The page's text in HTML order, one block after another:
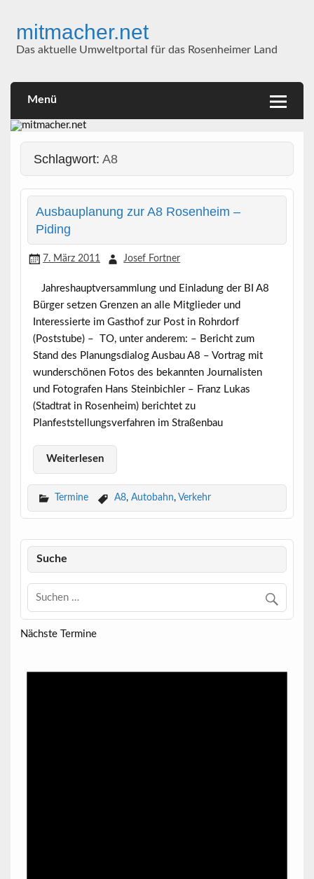
contentmitmacher.net
Das aktuelle Umweltportal für das Rosenheimer Land
Menü
Schlagwort:A8
Ausbauplanung zur A8 Rosenheim –
Piding
7. März 2011 Josef Fortner
Jahreshauptversammlung und Einladung der BI A8
Bürger setzen Grenzen an alle Mitglieder und
Interessierte im Gasthof zur Post in Rohrdorf
(Poststube) – TO, unter anderem: – Bericht zum
Stand des Planungsdialog Ausbau A8 – Vortrag mit
wunderschönen Fotos des bekannten Journalisten
und Fotografen Hans Steinbichler – Franz Lukas
(Stadtrat in Rosenheim) berichtet zu
Planfeststellungsverfahren im Straßenbau
Weiterlesen
Termine A8, Autobahn, Verkehr
Suche
Nächste Termine